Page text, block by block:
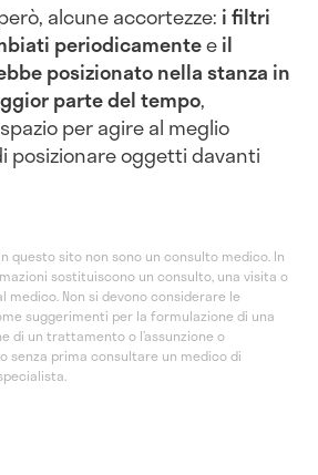
alcune accortezze: i filtri
periodicamenteeil
posizionato nella stanza in
parte del tempo,
per agire al meglio
posizionare oggetti davanti
questo sito non sono un consulto medico. In
sostituiscono un consulto, una visita o
medico. Non si devono considerare le
suggerimenti per la formulazione di una
di un trattamento o l’assunzione o
senza prima consultare un medico di